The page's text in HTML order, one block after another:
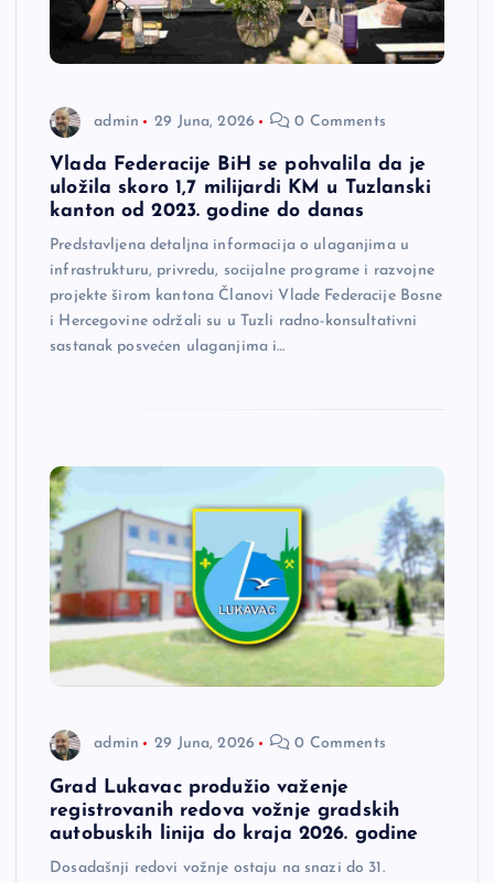
admin 29 Juna, 2026 0 Comments
Vlada Federacije BiH se pohvalila da je
uložila skoro 1,7 milijardi KM u Tuzlanski
kanton od 2023. godine do danas
Predstavljena detaljna informacija o ulaganjima u
infrastrukturu, privredu, socijalne programe i razvojne
projekte širom kantona Članovi Vlade Federacije Bosne
i Hercegovine održali su u Tuzli radno-konsultativni
sastanak posvećen ulaganjima i…
admin 29 Juna, 2026 0 Comments
Grad Lukavac produžio važenje
registrovanih redova vožnje gradskih
autobuskih linija do kraja 2026. godine
Dosadašnji redovi vožnje ostaju na snazi do 31.